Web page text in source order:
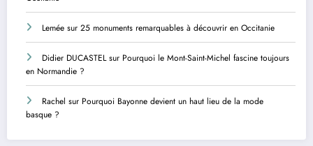
Lemée sur 25 monuments remarquables à découvrir en Occitanie
Didier DUCASTELsur Pourquoi le Mont-Saint-Michel fascine toujours
en Normandie ?
Rachel sur Pourquoi Bayonne devient un haut lieu de la mode
basque ?